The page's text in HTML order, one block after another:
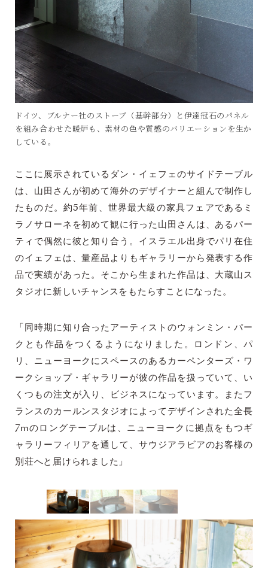
ドイツ、ブルナー社のストーブ（基幹部分）と伊達冠石のパネル
を組み合わせた暖炉も、素材の色や質感のバリエーションを生か
している。
ここに展示されているダン・イェフェのサイドテーブル
は、山田さんが初めて海外のデザイナーと組んで制作し
たものだ。約5年前、世界最大級の家具フェアであるミ
ラノサローネを初めて観に行った山田さんは、あるパー
ティで偶然に彼と知り合う。イスラエル出身でパリ在住
のイェフェは、量産品よりもギャラリーから発表する作
品で実績があった。そこから生まれた作品は、大蔵山ス
タジオに新しいチャンスをもたらすことになった。
「同時期に知り合ったアーティストのウォンミン・パー
クとも作品をつくるようになりました。ロンドン、パ
リ、ニューヨークにスペースのあるカーペンターズ・ワ
ークショップ・ギャラリーが彼の作品を扱っていて、い
くつもの注文が入り、ビジネスになっています。またフ
ランスのカールンスタジオによってデザインされた全長
7mのロングテーブルは、ニューヨークに拠点をもつギ
ャラリーフィリアを通して、サウジアラビアのお客様の
別荘へと届けられました」